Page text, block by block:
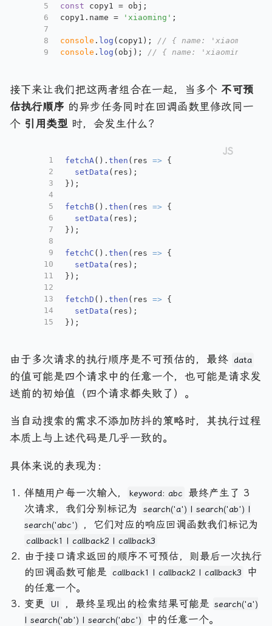
5
6
7
8
9
const copy1 = obj;
copy1. name = 'xiaoming' ;
console . log (copy1); // { name: 'xiaoming' }
console . log (obj); // { name: 'xiaoming' }
接下来让我们把这两者组合在一起，当多个 不可预
估执行顺序 的异步任务同时在回调函数里修改同一
个 引用类型 时，会发生什么？
1
2
3
4
5
6
7
8
9
10
11
12
13
14
15
fetchA ().then ( res => {
setData (res);
});
fetchB().then ( res => {
setData (res);
});
fetchC ().then ( res => {
setData (res);
});
fetchD ().then ( res => {
setData (res);
});
由于多次请求的执行顺序是不可预估的，最终 data
的值可能是四个请求中的任意一个，也可能是请求发
送前的初始值（四个请求都失败了）。
当自动搜索的需求不添加防抖的策略时，其执行过程
本质上与上述代码是几乎一致的。
具体来说的表现为：
伴随用户每一次输入， keyword: abc
最终产生了 3
次请求，我们分别标记为
search('a') | search('ab') |
search('abc')
，它们对应的响应回调函数我们标记为
callback1 | callback2 | callback3
由于接口请求返回的顺序不可预估，则最后一次执行
的回调函数可能是
callback1 | callback2 | callback3
中
的任意一个。
变更
UI ，最终呈现出的检索结果可能是
search('a')
| search('ab') | search('abc')
中的任意一个。